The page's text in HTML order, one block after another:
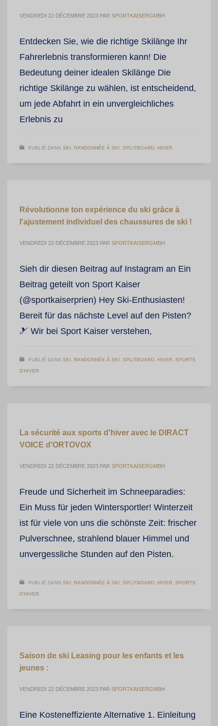
VENDREDI 22 DÉCEMBRE 2023 PAR SPORTKAISERGMBH
Entdecken Sie, wie die richtige Skilänge Ihr
Fahrerlebnis transformieren kann! Die
Bedeutung deiner idealen Skilänge Die
richtige Skilänge zu wählen, ist entscheidend,
um jede Abfahrt in ein unvergleichliches
Erlebnis zu
PUBLIÉ DANS SKI, RANDONNÉE À SKI, SPLITBOARD, HIVER
Révolutionne ton expérience du ski grâce à
l'ajustement individuel des chaussures de ski !
VENDREDI 22 DÉCEMBRE 2023 PAR SPORTKAISERGMBH
Sieh dir diesen Beitrag auf Instagram an Ein
Beitrag geteilt von Sport Kaiser
(@sportkaiserprien) Hey Ski-Enthusiasten!
Bereit für das nächste Level auf den Pisten?
🎿 Wir bei Sport Kaiser verstehen,
PUBLIÉ DANS SKI, RANDONNÉE À SKI, SPLITBOARD, HIVER, SPORTS
D'HIVER
La sécurité aux sports d'hiver avec le DIRACT
VOICE d'ORTOVOX
VENDREDI 22 DÉCEMBRE 2023 PAR SPORTKAISERGMBH
Freude und Sicherheit im Schneeparadies:
Ein Muss für jeden Wintersportler! Winterzeit
ist für viele von uns die schönste Zeit: frischer
Pulverschnee, strahlend blauer Himmel und
unvergessliche Stunden auf den Pisten.
PUBLIÉ DANS SKI, RANDONNÉE À SKI, SPLITBOARD, HIVER, SPORTS
D'HIVER
Saison de ski Leasing pour les enfants et les
jeunes :
VENDREDI 22 DÉCEMBRE 2023 PAR SPORTKAISERGMBH
Eine Kosteneffiziente Alternative 1. Einleitung